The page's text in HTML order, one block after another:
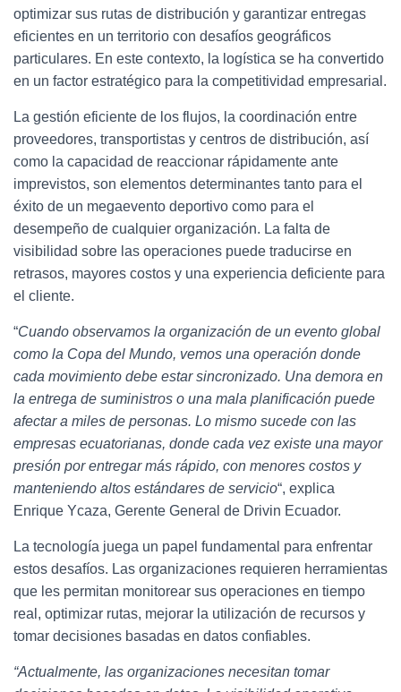
optimizar sus rutas de distribución y garantizar entregas
eficientes en un territorio con desafíos geográficos
particulares. En este contexto, la logística se ha convertido
en un factor estratégico para la competitividad empresarial.
La gestión eficiente de los flujos, la coordinación entre
proveedores, transportistas y centros de distribución, así
como la capacidad de reaccionar rápidamente ante
imprevistos, son elementos determinantes tanto para el
éxito de un megaevento deportivo como para el
desempeño de cualquier organización. La falta de
visibilidad sobre las operaciones puede traducirse en
retrasos, mayores costos y una experiencia deficiente para
el cliente.
“Cuando observamos la organización de un evento global
como la Copa del Mundo, vemos una operación donde
cada movimiento debe estar sincronizado. Una demora en
la entrega de suministros o una mala planificación puede
afectar a miles de personas. Lo mismo sucede con las
empresas ecuatorianas, donde cada vez existe una mayor
presión por entregar más rápido, con menores costos y
manteniendo altos estándares de servicio“, explica
Enrique Ycaza, Gerente General de Drivin Ecuador.
La tecnología juega un papel fundamental para enfrentar
estos desafíos. Las organizaciones requieren herramientas
que les permitan monitorear sus operaciones en tiempo
real, optimizar rutas, mejorar la utilización de recursos y
tomar decisiones basadas en datos confiables.
“Actualmente, las organizaciones necesitan tomar